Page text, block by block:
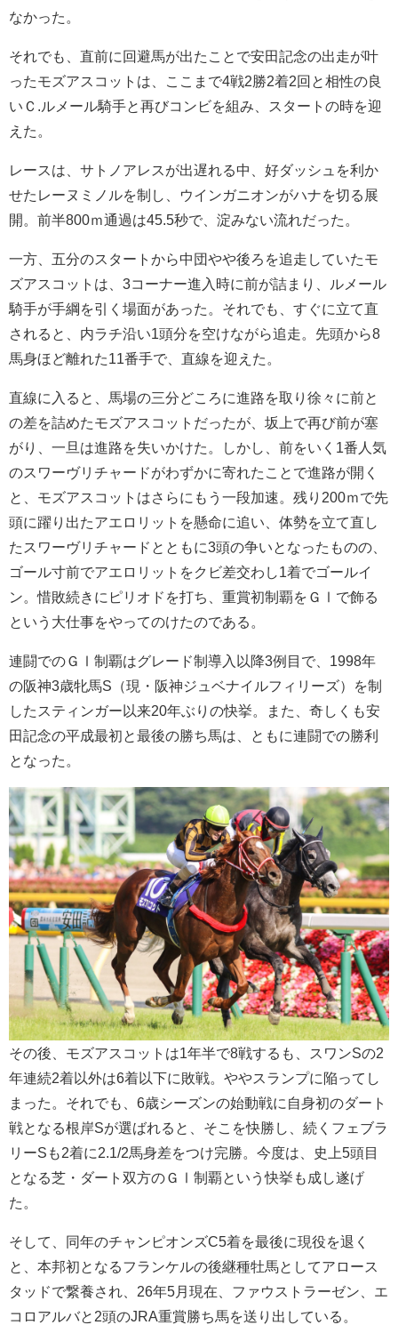
なかった。
それでも、直前に回避馬が出たことで安田記念の出走が叶
ったモズアスコットは、ここまで4戦2勝2着2回と相性の良
いＣ.ルメール騎手と再びコンビを組み、スタートの時を迎
えた。
レースは、サトノアレスが出遅れる中、好ダッシュを利か
せたレーヌミノルを制し、ウインガニオンがハナを切る展
開。前半800ｍ通過は45.5秒で、淀みない流れだった。
一方、五分のスタートから中団やや後ろを追走していたモ
ズアスコットは、3コーナー進入時に前が詰まり、ルメール
騎手が手綱を引く場面があった。それでも、すぐに立て直
されると、内ラチ沿い1頭分を空けながら追走。先頭から8
馬身ほど離れた11番手で、直線を迎えた。
直線に入ると、馬場の三分どころに進路を取り徐々に前と
の差を詰めたモズアスコットだったが、坂上で再び前が塞
がり、一旦は進路を失いかけた。しかし、前をいく1番人気
のスワーヴリチャードがわずかに寄れたことで進路が開く
と、モズアスコットはさらにもう一段加速。残り200ｍで先
頭に躍り出たアエロリットを懸命に追い、体勢を立て直し
たスワーヴリチャードとともに3頭の争いとなったものの、
ゴール寸前でアエロリットをクビ差交わし1着でゴールイ
ン。惜敗続きにピリオドを打ち、重賞初制覇をＧⅠで飾る
という大仕事をやってのけたのである。
連闘でのＧⅠ制覇はグレード制導入以降3例目で、1998年
の阪神3歳牝馬S（現・阪神ジュベナイルフィリーズ）を制
したスティンガー以来20年ぶりの快挙。また、奇しくも安
田記念の平成最初と最後の勝ち馬は、ともに連闘での勝利
となった。
その後、モズアスコットは1年半で8戦するも、スワンSの2
年連続2着以外は6着以下に敗戦。ややスランプに陥ってし
まった。それでも、6歳シーズンの始動戦に自身初のダート
戦となる根岸Sが選ばれると、そこを快勝し、続くフェブラ
リーSも2着に2.1/2馬身差をつけ完勝。今度は、史上5頭目
となる芝・ダート双方のＧⅠ制覇という快挙も成し遂げ
た。
そして、同年のチャンピオンズC5着を最後に現役を退く
と、本邦初となるフランケルの後継種牡馬としてアロース
タッドで繋養され、26年5月現在、ファウストラーゼン、エ
コロアルバと2頭のJRA重賞勝ち馬を送り出している。